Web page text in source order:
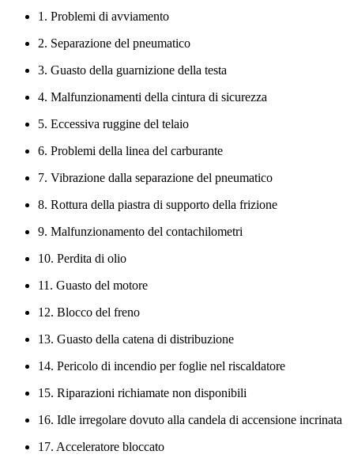
1. Problemi di avviamento
2. Separazione del pneumatico
3. Guasto della guarnizione della testa
4. Malfunzionamenti della cintura di sicurezza
5. Eccessiva ruggine del telaio
6. Problemi della linea del carburante
7. Vibrazione dalla separazione del pneumatico
8. Rottura della piastra di supporto della frizione
9. Malfunzionamento del contachilometri
10. Perdita di olio
11. Guasto del motore
12. Blocco del freno
13. Guasto della catena di distribuzione
14. Pericolo di incendio per foglie nel riscaldatore
15. Riparazioni richiamate non disponibili
16. Idle irregolare dovuto alla candela di accensione incrinata
17. Acceleratore bloccato